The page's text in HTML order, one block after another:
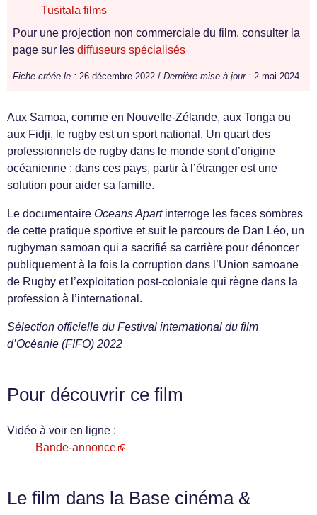
Tusitala films
Pour une projection non commerciale du film, consulter la
page sur les diffuseurs spécialisés
Fiche créée le : 26 décembre 2022 / Dernière mise à jour : 2 mai 2024
Aux Samoa, comme en Nouvelle-Zélande, aux Tonga ou
aux Fidji, le rugby est un sport national. Un quart des
professionnels de rugby dans le monde sont d’origine
océanienne : dans ces pays, partir à l’étranger est une
solution pour aider sa famille.
Le documentaire Oceans Apartinterroge les faces sombres
de cette pratique sportive et suit le parcours de Dan Léo, un
rugbyman samoan qui a sacrifié sa carrière pour dénoncer
publiquement à la fois la corruption dans l’Union samoane
de Rugby et l’exploitation post-coloniale qui règne dans la
profession à l’international.
Sélection officielle du Festival international du film
d’Océanie (FIFO) 2022
Pour découvrir ce film
Vidéo à voir en ligne :
Bande-annonce
Le film dans la Base cinéma &